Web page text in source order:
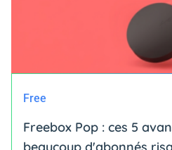
Free
Freebox Pop : ces 5